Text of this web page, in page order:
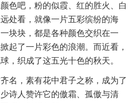
色吧，粉的似霞、红的胜火、白
处看，就像一片五彩缤纷的海
块块，都是各种颜色交织在一
起了一片彩色的浪潮。而近看，
，织成了这五光十色的秋天。
名，素有花中君子之称，成为了
诗人赞许它的傲霜、孤傲与清